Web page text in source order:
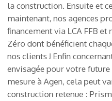
la construction. Ensuite et
maintenant, nos agences
financement via LCA FFB
Zéro dont bénéficient
nos clients ! Enfin
envisagée pour votre
mesure à Agen, cela peut
construction retenue :